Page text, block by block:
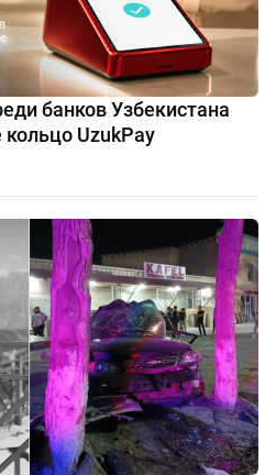
банков Узбекистана
UzukPay